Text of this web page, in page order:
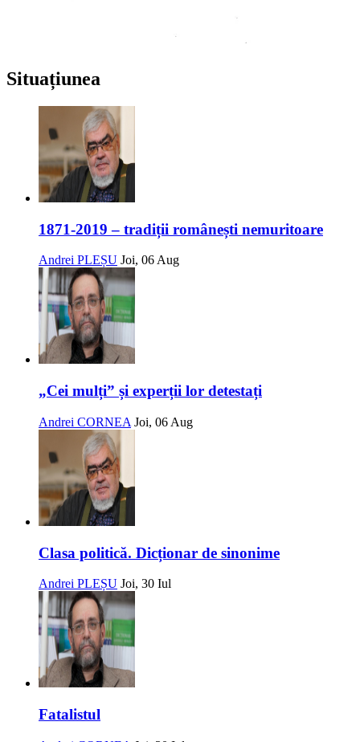
Situațiunea
1871-2019 – tradiții românești nemuritoare
Andrei PLEȘU Joi, 06 Aug
„Cei mulți” și experții lor detestați
Andrei CORNEA Joi, 06 Aug
Clasa politică. Dicționar de sinonime
Andrei PLEȘU Joi, 30 Iul
Fatalistul